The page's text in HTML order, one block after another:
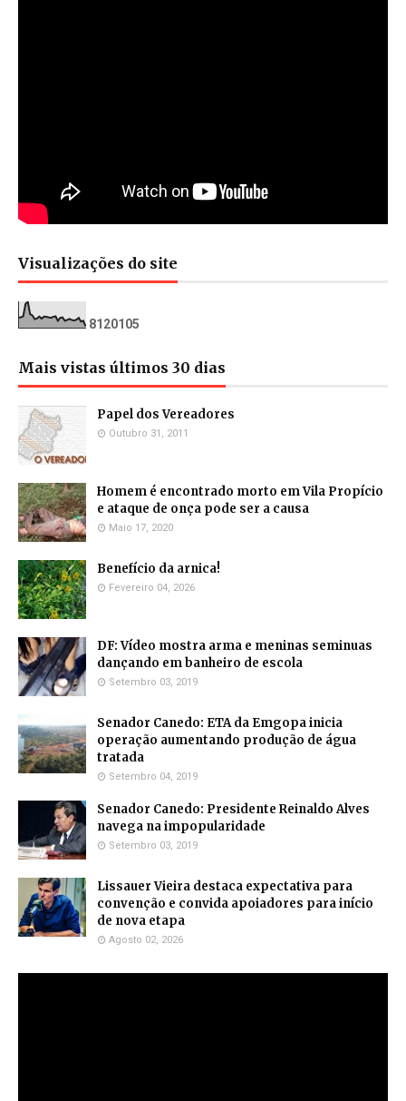
Visualizações do site
8120105
Mais vistas últimos 30 dias
Papel dos Vereadores
Outubro 31, 2011
Homem é encontrado morto em Vila Propício
e ataque de onça pode ser a causa
Maio 17, 2020
Benefício da arnica!
Fevereiro 04, 2026
DF: Vídeo mostra arma e meninas seminuas
dançando em banheiro de escola
Setembro 03, 2019
Senador Canedo: ETA da Emgopa inicia
operação aumentando produção de água
tratada
Setembro 04, 2019
Senador Canedo: Presidente Reinaldo Alves
navega na impopularidade
Setembro 03, 2019
Lissauer Vieira destaca expectativa para
convenção e convida apoiadores para início
de nova etapa
Agosto 02, 2026